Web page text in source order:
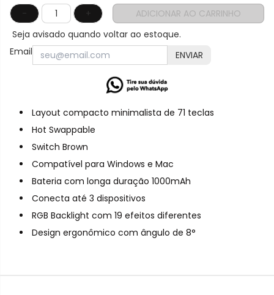
-
+
ADICIONAR AO CARRINHO
Seja avisado quando voltar ao estoque.
Email
ENVIAR
Layout compacto minimalista de 71 teclas
Hot Swappable
Switch Brown
Compatível para Windows e Mac
Bateria com longa duração 1000mAh
Conecta até 3 dispositivos
RGB Backlight com 19 efeitos diferentes
Design ergonômico com ângulo de 8°